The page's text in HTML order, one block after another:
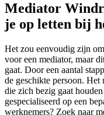
Mediator
je op letten bij
Het zou eenvoudig zijn
voor een mediator, maar
gaat. Door een aantal
de geschikte persoon.
die zich bezig gaat
gespecialiseerd op een
werknemers? Zoek naar